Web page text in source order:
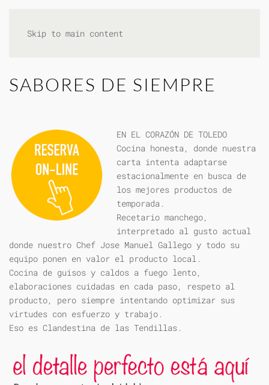
Skip to main content
SABORES DE SIEMPRE
EN EL CORAZÓN DE TOLEDO
Cocina honesta, donde nuestra
carta intenta adaptarse
estacionalmente en busca de
los mejores productos de
temporada.
Recetario manchego,
interpretado al gusto actual
donde nuestro Chef Jose Manuel Gallego y todo su
equipo ponen en valor el producto local.
Cocina de guisos y caldos a fuego lento,
elaboraciones cuidadas en cada paso, respeto al
producto, pero siempre intentando optimizar sus
virtudes con esfuerzo y trabajo.
Eso es Clandestina de las Tendillas.